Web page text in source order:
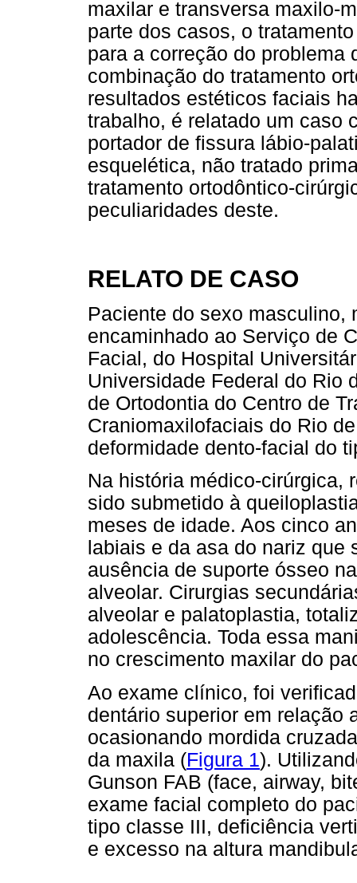
maxilar e transversa maxilo-
parte dos casos, o
para a correção do problema
combinação do tratamento
resultados estéticos faciais
trabalho, é relatado um caso
portador de fissura lábio-
esquelética, não tratado
tratamento ortodôntico-
peculiaridades deste.
RELATO DE CASO
Paciente do sexo masculino,
encaminhado ao Serviço de
Facial, do Hospital
Universidade Federal do Rio
de Ortodontia do Centro de
Craniomaxilofaciais do Rio
deformidade dento-facial do
Na história médico-cirúrgica,
sido submetido à
meses de idade. Aos cinco
labiais e da asa do nariz
ausência de suporte ósseo
alveolar. Cirurgias
alveolar e palatoplastia,
adolescência. Toda essa
no crescimento maxilar do
Ao exame clínico, foi
dentário superior em relação
ocasionando mordida
da maxila (Figura 1).
Gunson FAB (face, airway,
exame facial completo do
tipo classe III, deficiência
e excesso na altura